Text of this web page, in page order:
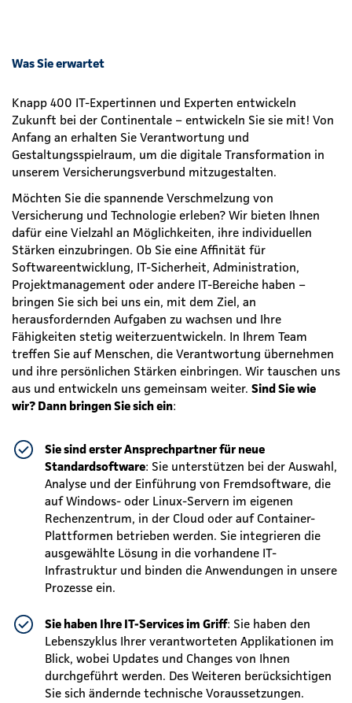
Was Sie erwartet
Knapp 400 IT-Expertinnen und Experten entwickeln
Zukunft bei der Continentale – entwickeln Sie sie mit! Von
Anfang an erhalten Sie Verantwortung und
Gestaltungsspielraum, um die digitale Transformation in
unserem Versicherungsverbund mitzugestalten.
Möchten Sie die spannende Verschmelzung von
Versicherung und Technologie erleben? Wir bieten Ihnen
dafür eine Vielzahl an Möglichkeiten, ihre individuellen
Stärken einzubringen. Ob Sie eine Affinität für
Softwareentwicklung, IT-Sicherheit, Administration,
Projektmanagement oder andere IT-Bereiche haben –
bringen Sie sich bei uns ein, mit dem Ziel, an
herausfordernden Aufgaben zu wachsen und Ihre
Fähigkeiten stetig weiterzuentwickeln. In Ihrem Team
treffen Sie auf Menschen, die Verantwortung übernehmen
und ihre persönlichen Stärken einbringen. Wir tauschen uns
aus und entwickeln uns gemeinsam weiter. Sind Sie wie
wir? Dann bringen Sie sich ein:
Sie sind erster Ansprechpartner für neue
Standardsoftware: Sie unterstützen bei der Auswahl,
Analyse und der Einführung von Fremdsoftware, die
auf Windows- oder Linux-Servern im eigenen
Rechenzentrum, in der Cloud oder auf Container-
Plattformen betrieben werden. Sie integrieren die
ausgewählte Lösung in die vorhandene IT-
Infrastruktur und binden die Anwendungen in unsere
Prozesse ein.
Sie haben Ihre IT-Services im Griff: Sie haben den
Lebenszyklus Ihrer verantworteten Applikationen im
Blick, wobei Updates und Changes von Ihnen
durchgeführt werden. Des Weiteren berücksichtigen
Sie sich ändernde technische Voraussetzungen.